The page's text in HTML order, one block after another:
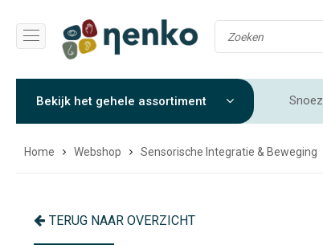
Bekijk het gehele assortiment
Home Webshop Sensorische Integratie & Beweging
TERUG NAAR OVERZICHT